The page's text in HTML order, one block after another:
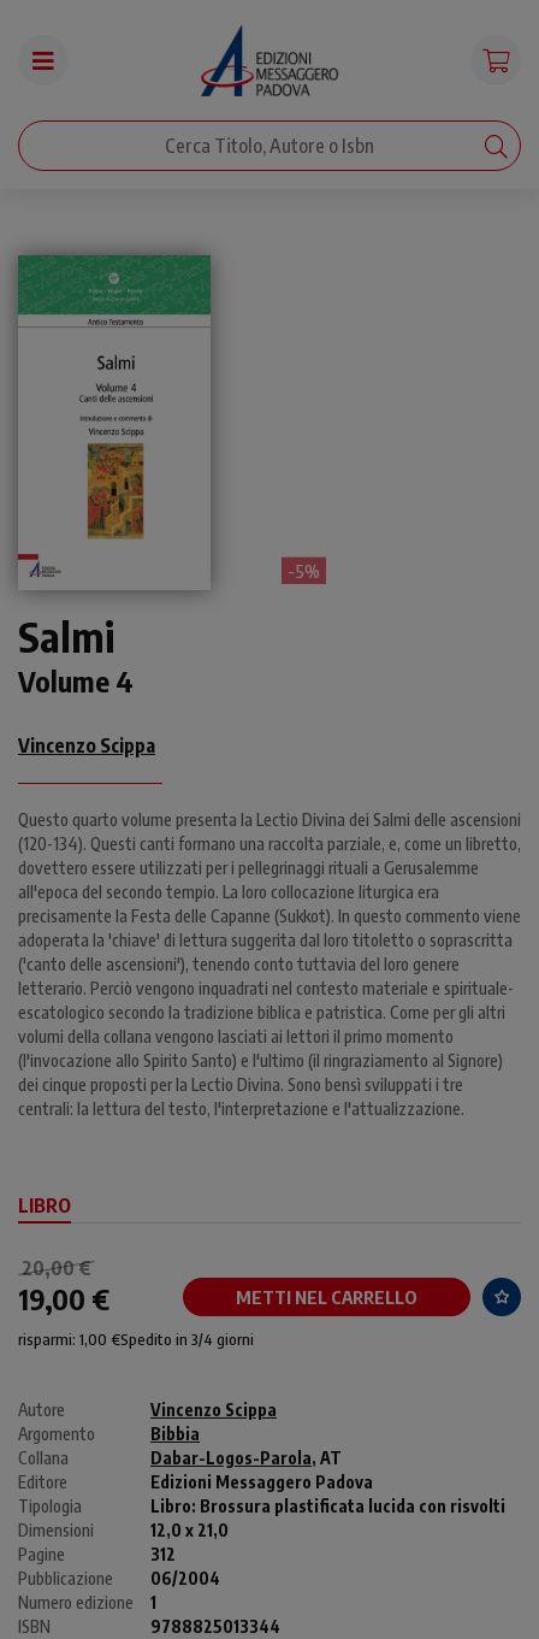
- 5%
Salmi
Volume 4
Vincenzo Scippa
Questo quarto volume presenta la Lectio Divina dei Salmi delle ascensioni
(120-134). Questi canti formano una raccolta parziale, e, come un libretto,
dovettero essere utilizzati per i pellegrinaggi rituali a Gerusalemme
all'epoca del secondo tempio. La loro collocazione liturgica era
precisamente la Festa delle Capanne (Sukkot). In questo commento viene
adoperata la 'chiave' di lettura suggerita dal loro titoletto o soprascritta
('canto delle ascensioni'), tenendo conto tuttavia del loro genere
letterario. Perciò vengono inquadrati nel contesto materiale e spirituale-
escatologico secondo la tradizione biblica e patristica. Come per gli altri
volumi della collana vengono lasciati ai lettori il primo momento
(l'invocazione allo Spirito Santo) e l'ultimo (il ringraziamento al Signore)
dei cinque proposti per la Lectio Divina. Sono bensì sviluppati i tre
centrali: la lettura del testo, l'interpretazione e l'attualizzazione.
LIBRO
20,00 €
19,00 € METTI NEL CARRELLO
risparmi: 1,00 €Spedito in 3/4 giorni
Autore
Vincenzo Scippa
Argomento
Bibbia
Collana
Dabar-Logos-Parola, AT
Editore
Edizioni Messaggero Padova
Tipologia
Libro: Brossura plastificata lucida con risvolti
Dimensioni
12,0 x 21,0
Pagine
312
Pubblicazione
06/2004
Numero edizione
1
ISBN
9788825013344